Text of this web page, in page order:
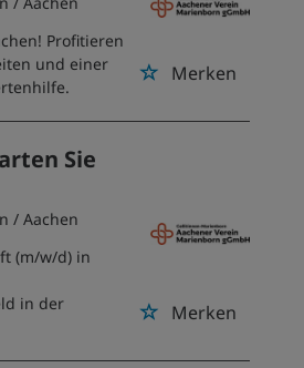
Merken
Profitieren
und einer
Sie
Merken
/ Aachen
(m/w/d) in
in der